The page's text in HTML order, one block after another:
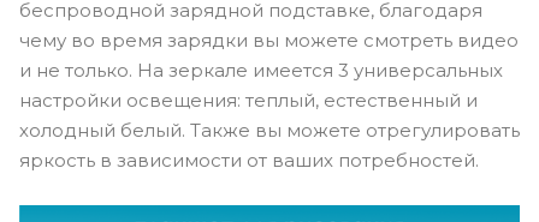
беспроводной зарядной подставке, благодаря
чему во время зарядки вы можете смотреть видео
и не только. На зеркале имеется 3 универсальных
настройки освещения: теплый, естественный и
холодный белый. Также вы можете отрегулировать
яркость в зависимости от ваших потребностей.